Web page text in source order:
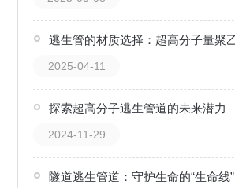
2025-04-11
探索超高分子逃生管道的未来潜力
2024-11-29
隧道逃生管道：守护生命的“生命线”